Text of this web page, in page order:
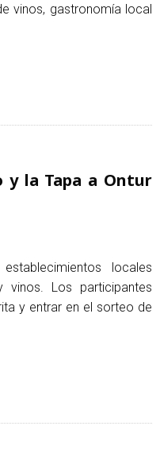
vinos, gastronomía local
y la Tapa a Ontur
locales
Los participantes
y entrar en el sorteo de